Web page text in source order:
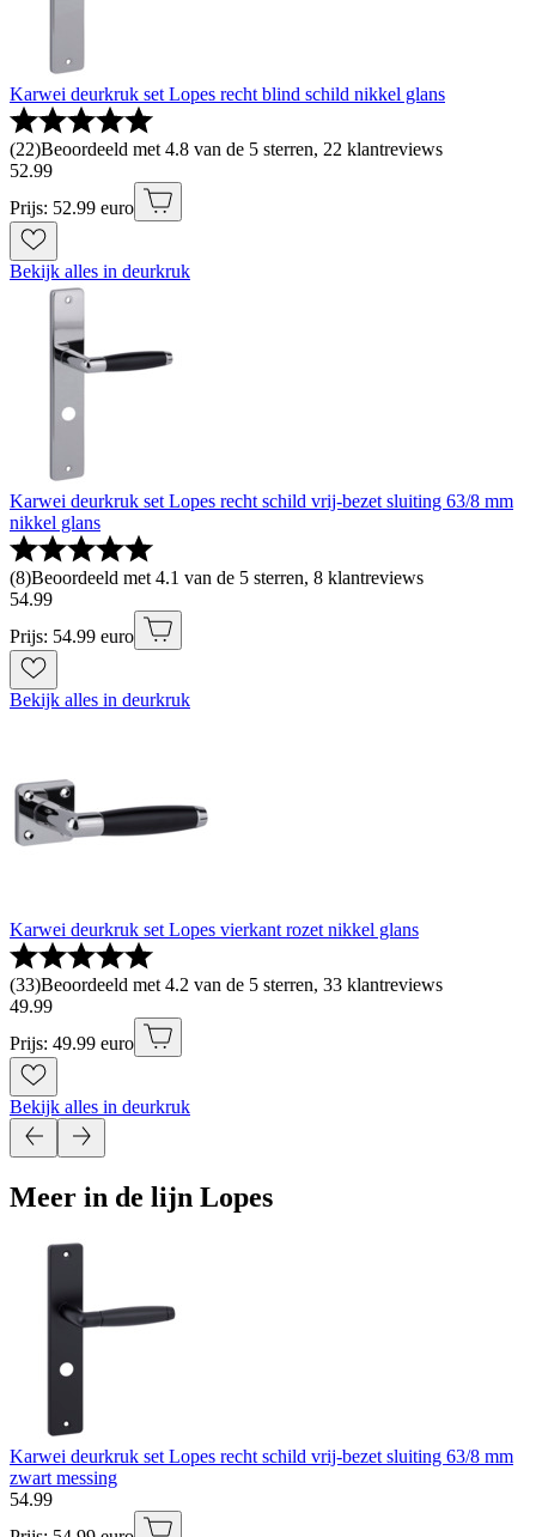
Karwei deurkruk set Lopes recht blind schild nikkel glans
(22)Beoordeeld met 4.8 van de 5 sterren, 22 klantreviews
52.99
Prijs: 52.99 euro
Bekijk alles in deurkruk
Karwei deurkruk set Lopes recht schild vrij-bezet sluiting 63/8 mm
nikkel glans
(8)Beoordeeld met 4.1 van de 5 sterren, 8 klantreviews
54.99
Prijs: 54.99 euro
Bekijk alles in deurkruk
Karwei deurkruk set Lopes vierkant rozet nikkel glans
(33)Beoordeeld met 4.2 van de 5 sterren, 33 klantreviews
49.99
Prijs: 49.99 euro
Bekijk alles in deurkruk
Meer in de lijn Lopes
Karwei deurkruk set Lopes recht schild vrij-bezet sluiting 63/8 mm
zwart messing
54.99